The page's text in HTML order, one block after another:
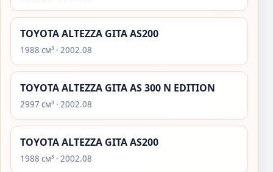
TOYOTA ALTEZZA GITA AS200
1988 см³ · 2002.08
TOYOTA ALTEZZA GITA AS 300 N EDITION
2997 см³ · 2002.08
TOYOTA ALTEZZA GITA AS200
1988 см³ · 2002.08